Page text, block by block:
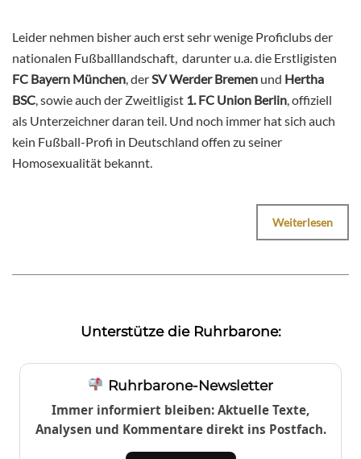
Leider nehmen bisher auch erst sehr wenige Proficlubs der
nationalen Fußballlandschaft, darunter u.a. die Erstligisten
FC Bayern München , der SV Werder Bremen und Hertha
BSC , sowie auch der Zweitligist 1. FC Union Berlin , offiziell
als Unterzeichner daran teil. Und noch immer hat sich auch
kein Fußball-Profi in Deutschland offen zu seiner
Homosexualität bekannt.
Weiterlesen
Unterstütze die Ruhrbarone:
Ruhrbarone-Newsletter
Immer informiert bleiben: Aktuelle Texte,
Analysen und Kommentare direkt ins Postfach.